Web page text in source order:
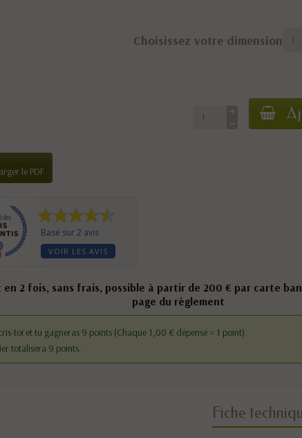
Choisissez votre dimension
le PDF
Basé sur 2 avis
VOIR LES AVIS
en 2 fois, sans frais, possible à partir de 200 € par carte
page du règlement
toi et tu gagneras 9 points (Chaque 1,00 € dépensé = 1 point)
totalisera 9 points.
Fiche